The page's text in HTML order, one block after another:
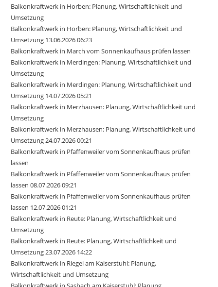
Balkonkraftwerk in Horben: Planung, Wirtschaftlichkeit und
Umsetzung
Balkonkraftwerk in Horben: Planung, Wirtschaftlichkeit und
Umsetzung 13.06.2026 06:23
Balkonkraftwerk in March vom Sonnenkaufhaus prüfen lassen
Balkonkraftwerk in Merdingen: Planung, Wirtschaftlichkeit und
Umsetzung
Balkonkraftwerk in Merdingen: Planung, Wirtschaftlichkeit und
Umsetzung 14.07.2026 05:21
Balkonkraftwerk in Merzhausen: Planung, Wirtschaftlichkeit und
Umsetzung
Balkonkraftwerk in Merzhausen: Planung, Wirtschaftlichkeit und
Umsetzung 24.07.2026 00:21
Balkonkraftwerk in Pfaffenweiler vom Sonnenkaufhaus prüfen
lassen
Balkonkraftwerk in Pfaffenweiler vom Sonnenkaufhaus prüfen
lassen 08.07.2026 09:21
Balkonkraftwerk in Pfaffenweiler vom Sonnenkaufhaus prüfen
lassen 12.07.2026 01:21
Balkonkraftwerk in Reute: Planung, Wirtschaftlichkeit und
Umsetzung
Balkonkraftwerk in Reute: Planung, Wirtschaftlichkeit und
Umsetzung 23.07.2026 14:22
Balkonkraftwerk in Riegel am Kaiserstuhl: Planung,
Wirtschaftlichkeit und Umsetzung